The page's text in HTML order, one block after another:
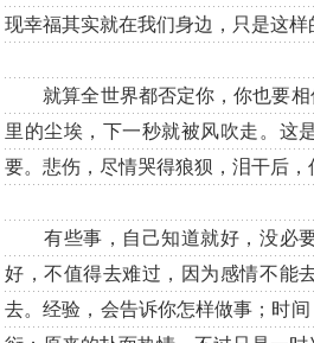
现幸福其实就在我们身边，只是这样
就算全世界都否定你，你也要相
里的尘埃，下一秒就被风吹走。这
要。悲伤，尽情哭得狼狈，泪干后，
有些事，自己知道就好，没必要
好，不值得去难过，因为感情不能
去。经验，会告诉你怎样做事；时